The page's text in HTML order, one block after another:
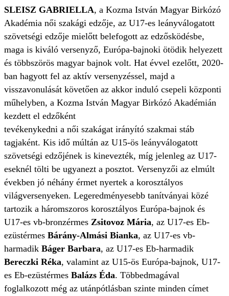
SLEISZ GABRIELLA, a Kozma István Magyar Birkózó
Akadémia női szakági edzője, az U17-es leányválogatott
szövetségi edzője mielőtt belefogott az edzősködésbe,
maga is kiváló versenyző, Európa-bajnoki ötödik helyezett
és többszörös magyar bajnok volt. Hat évvel ezelőtt, 2020-
ban hagyott fel az aktív versenyzéssel, majd a
visszavonulását követően az akkor induló csepeli központi
műhelyben, a Kozma István Magyar Birkózó Akadémián
kezdett el edzőként
tevékenykedni a női szakágat irányító szakmai stáb
tagjaként. Kis idő múltán az U15-ös leányválogatott
szövetségi edzőjének is kinevezték, míg jelenleg az U17-
eseknél tölti be ugyanezt a posztot. Versenyzői az elmúlt
években jó néhány érmet nyertek a korosztályos
világversenyeken. Legeredményesebb tanítványai közé
tartozik a háromszoros korosztályos Európa-bajnok és
U17-es vb-bronzérmes Zsitovoz Mária, az U17-es Eb-
ezüstérmes Bárány-Almási Bianka, az U17-es vb-
harmadik Báger Barbara, az U17-es Eb-harmadik
Bereczki Réka, valamint az U15-ös Európa-bajnok, U17-
es Eb-ezüstérmes Balázs Éda. Többedmagával
foglalkozott még az utánpótlásban szinte minden címet